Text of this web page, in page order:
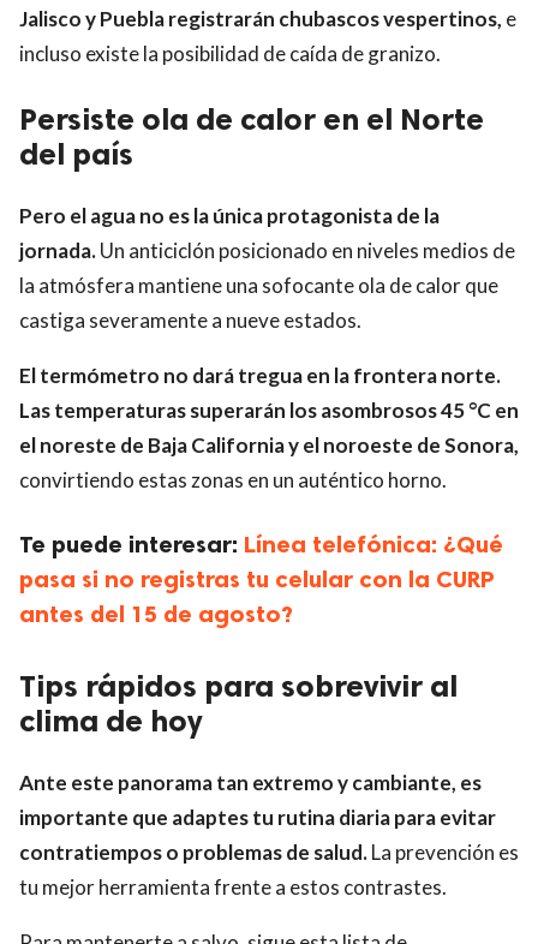
Jalisco y Puebla registrarán chubascos vespertinos, e
incluso existe la posibilidad de caída de granizo.
Persiste ola de calor en el Norte
del país
Pero el agua no es la única protagonista de la
jornada.Un anticiclón posicionado en niveles medios de
la atmósfera mantiene una sofocante ola de calor que
castiga severamente a nueve estados.
El termómetro no dará tregua en la frontera norte.
Las temperaturas superarán los asombrosos 45 °C en
el noreste de Baja California y el noroeste de Sonora,
convirtiendo estas zonas en un auténtico horno.
Te puede interesar: Línea telefónica: ¿Qué
pasa si no registras tu celular con la CURP
antes del 15 de agosto?
Tips rápidos para sobrevivir al
clima de hoy
Ante este panorama tan extremo y cambiante, es
importante que adaptes tu rutina diaria para evitar
contratiempos o problemas de salud.La prevención es
tu mejor herramienta frente a estos contrastes.